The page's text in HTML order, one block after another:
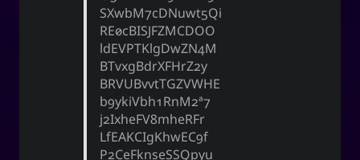
SXwbM7cDNuwt5Qi
RE0cBISJFZMCDOO
ldEVPTKlgDwZN4M
BTvxgBdrXFHrZ2y
BRVUBvvtTGZVWHE
b9ykiVbh1RnM2a7
j2IxheFV8mheRFr
LfEAKCIgKhwEC9f
P2CeFknseSSQpyu